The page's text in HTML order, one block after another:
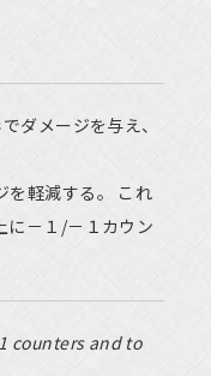
ダメージを与え、
を軽減する。 これ
に－１/－１カウン
counters and to